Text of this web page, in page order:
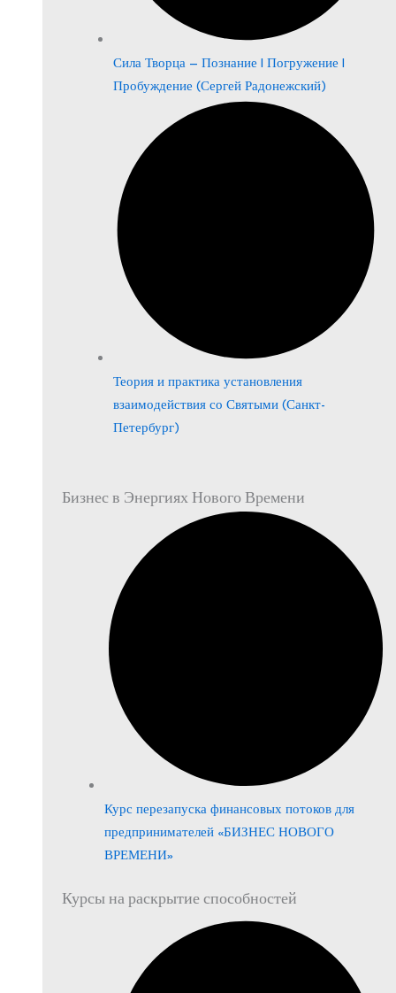
Сила Творца – Познание | Погружение |
Пробуждение (Сергей Радонежский)
Теория и практика установления
взаимодействия со Святыми (Санкт-
Петербург)
Бизнес в Энергиях Нового Времени
Курс перезапуска финансовых потоков для
предпринимателей «БИЗНЕС НОВОГО
ВРЕМЕНИ»
Курсы на раскрытие способностей